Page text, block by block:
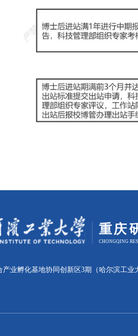
业孵化基地协同创新区3期（哈尔滨工业